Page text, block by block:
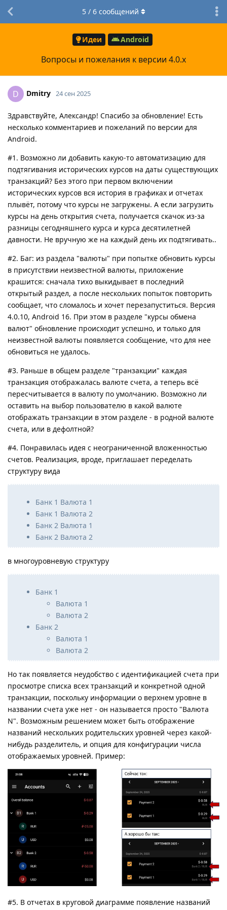
Идеи Android
Вопросы и пожелания к версии 4.0.x
5/ 6сообщений
D Dmitry 24 сен 2025
Здравствуйте, Александр! Спасибо за обновление! Есть
несколько комментариев и пожеланий по версии для
Android.
#1. Возможно ли добавить какую-то автоматизацию для
подтягивания исторических курсов на даты существующих
транзакций? Без этого при первом включении
исторических курсов вся история в графиках и отчетах
плывёт, потому что курсы не загружены. А если загрузить
курсы на день открытия счета, получается скачок из-за
разницы сегодняшнего курса и курса десятилетней
давности. Не вручную же на каждый день их подтягивать..
#2. Баг: из раздела "валюты" при попытке обновить курсы
в присутствии неизвестной валюты, приложение
крашится: сначала тихо выкидывает в последний
открытый раздел, а после нескольких попыток повторить
сообщает, что сломалось и хочет перезапуститься. Версия
4.0.10, Android 16. При этом в разделе "курсы обмена
валют" обновление происходит успешно, и только для
неизвестной валюты появляется сообщение, что для нее
обновиться не удалось.
#3. Раньше в общем разделе "транзакции" каждая
транзакция отображалась валюте счета, а теперь всё
пересчитывается в валюту по умолчанию. Возможно ли
оставить на выбор пользователю в какой валюте
отображать транзакции в этом разделе - в родной валюте
счета, или в дефолтной?
#4. Понравилась идея с неограниченной вложенностью
счетов. Реализация, вроде, приглашает переделать
структуру вида
Банк 1 Валюта 1
Банк 1 Валюта 2
Банк 2 Валюта 1
Банк 2 Валюта 2
в многоуровневую структуру
Банк 1
Валюта 1
Валюта 2
Банк 2
Валюта 1
Валюта 2
Но так появляется неудобство с идентификацией счета при
просмотре списка всех транзакций и конкретной одной
транзакции, поскольку информации о верхнем уровне в
названии счета уже нет - он называется просто "Валюта
N". Возможным решением может быть отображение
названий нескольких родительских уровней через какой-
нибудь разделитель, и опция для конфигурации числа
отображаемых уровней. Пример:
#5. В отчетах в круговой диаграмме появление названий